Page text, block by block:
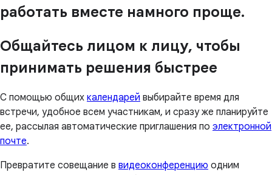
работать вместе намного проще.
Общайтесь лицом к лицу, чтобы
принимать решения быстрее
С помощью общих календарей выбирайте время для
встречи, удобное всем участникам, и сразу же планируйте
ее, рассылая автоматические приглашения по электронной
почте.
Превратите совещание в видеоконференцию одним